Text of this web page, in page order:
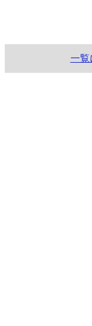
一覧